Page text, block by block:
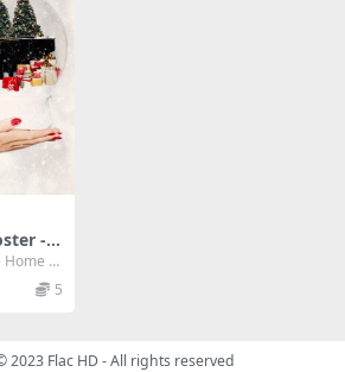
- C
[24Bi
534M
Home F
5
2023 Flac HD- All rights reserved